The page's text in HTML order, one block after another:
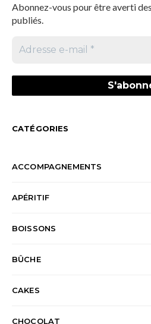
Abonnez-vous pour être averti
publiés.
CATÉGORIES
ACCOMPAGNEMENTS
APÉRITIF
BOISSONS
BÛCHE
CAKES
CHOCOLAT